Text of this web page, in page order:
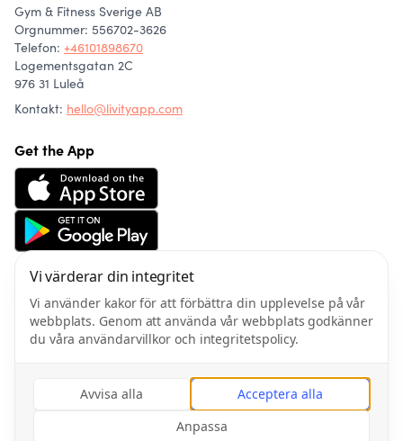
Vi värderar din integritet
Vi använder kakor för att förbättra din upplevelse på vår
webbplats. Genom att använda vår webbplats godkänner
du våra användarvillkor och integritetspolicy.
Avvisa alla
Acceptera alla
Anpassa
Gym & Fitness Sverige AB
Orgnummer: 556702-3626
Telefon: +46101898670
Logementsgatan 2C
976 31 Luleå
Kontakt: hello@livityapp.com
Get the App
Om oss
Community
Artiklar
Friskvård
Gym & Fitness AB All rights reserved.